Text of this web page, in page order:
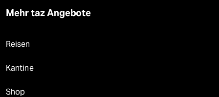
Mehr taz Angebote
Reisen
Kantine
Shop